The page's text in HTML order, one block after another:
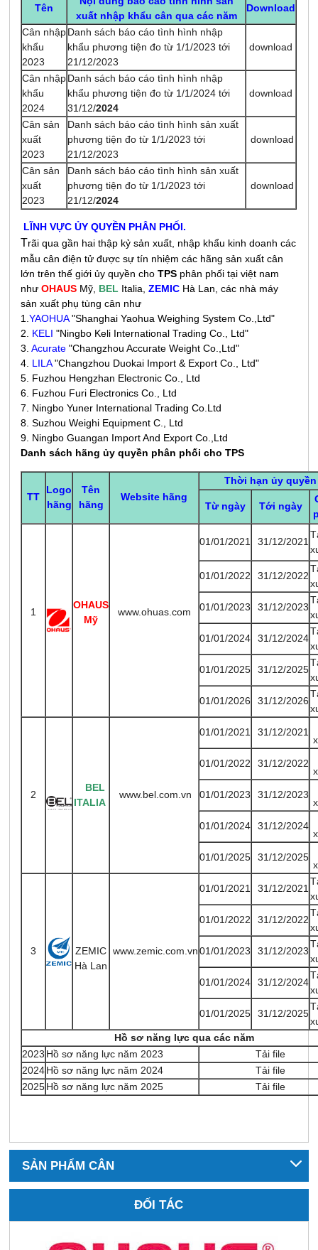
Tên
xuất nhập khẩu cân qua các năm
Download
Cân nhập
khẩu
2023
Danh sách báo cáo tình hình nhập
khẩu phương tiện đo từ 1/1/2023 tới
21/12/2023
download
Cân nhập
khẩu
2024
Danh sách báo cáo tình hình nhập
khẩu phương tiện đo từ 1/1/2024 tới
31/12/2024
download
Cân sản
xuất
2023
Danh sách báo cáo tình hình sản xuất
phương tiện đo từ 1/1/2023 tới
21/12/2023
download
Cân sản
xuất
2023
Danh sách báo cáo tình hình sản xuất
phương tiện đo từ 1/1/2023 tới
21/12/2024
download
LĨNH VỰC ỦY QUYỀN PHÂN PHỐI.
Trãi qua gần hai thập kỷ sản xuất, nhập khẩu kinh doanh các
mẫu cân điện tử được sự tín nhiệm các hãng sản xuất cân
lớn trên thế giới ủy quyền choTPS phân phối tại việt nam
nhưOHAUS Mỹ, BEL Italia,ZEMIC Hà Lan, các nhà máy
sản xuất phụ tùng cân như
1.YAOHUA"Shanghai Yaohua Weighing System Co.,Ltd"
2. KELI"Ningbo Keli International Trading Co., Ltd"
3.Acurate"Changzhou Accurate Weight Co.,Ltd"
4. LILA"Changzhou Duokai Import & Export Co., Ltd"
5. Fuzhou Hengzhan Electronic Co., Ltd
6. Fuzhou Furi Electronics Co., Ltd
7. Ningbo Yuner International Trading Co.Ltd
8. Suzhou Weighi Equipment C., Ltd
9. Ningbo Guangan Import And Export Co.,Ltd
Danh sách hãng ủy quyền phân phối cho TPS
TT
Logo
hãng
Tên
hãng
Website hãng
Thời hạn ủy quyền
Từ ngày Tới ngày
1
OHAUS
Mỹ
www.ohuas.com
01/01/2021 31/12/2021
01/01/2022 31/12/2022
01/01/2023 31/12/2023
01/01/2024 31/12/2024
01/01/2025 31/12/2025
01/01/2026 31/12/2026
2
BEL
ITALIA
www.bel.com.vn
01/01/2021 31/12/2021
01/01/2022 31/12/2022
01/01/2023 31/12/2023
01/01/2024 31/12/2024
01/01/2025 31/12/2025
3
ZEMIC
Hà Lan
www.zemic.com.vn
01/01/2021 31/12/2021
01/01/2022 31/12/2022
01/01/2023 31/12/2023
01/01/2024 31/12/2024
01/01/2025 31/12/2025
Hồ sơ năng lực qua các năm
2023 Hồ sơ năng lực năm 2023
Tải file
2024Hồ sơ năng lực năm 2024
Tải file
2025Hồ sơ năng lực năm 2025 Tải file
SẢN PHẨM CÂN
ĐỐI TÁC